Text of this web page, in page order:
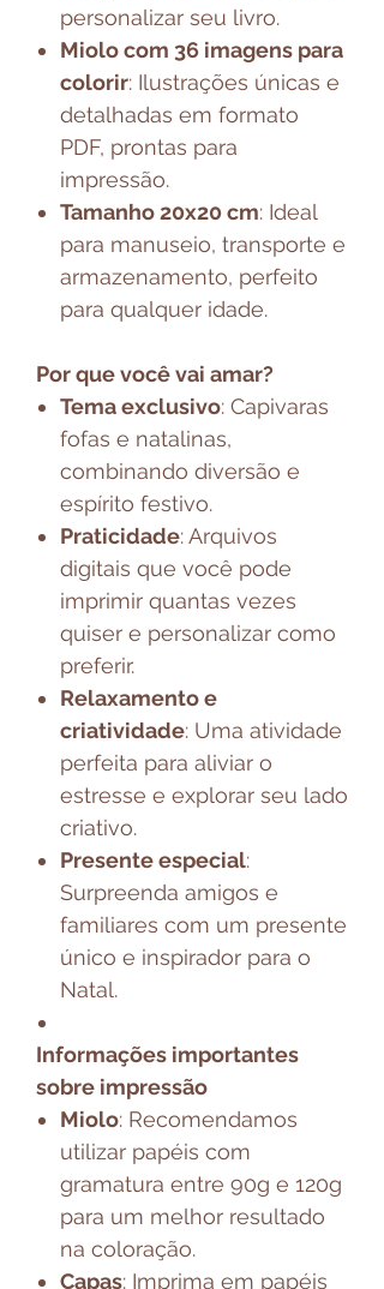
personalizar seu livro.
Miolo com 36 imagens para
colorir: Ilustrações únicas e
detalhadas em formato
PDF, prontas para
impressão.
Tamanho 20x20 cm: Ideal
para manuseio, transporte e
armazenamento, perfeito
para qualquer idade.
Por que você vai amar?
Tema exclusivo: Capivaras
fofas e natalinas,
combinando diversão e
espírito festivo.
Praticidade: Arquivos
digitais que você pode
imprimir quantas vezes
quiser e personalizar como
preferir.
Relaxamento e
criatividade: Uma atividade
perfeita para aliviar o
estresse e explorar seu lado
criativo.
Presente especial:
Surpreenda amigos e
familiares com um presente
único e inspirador para o
Natal.
Informações importantes
sobre impressão
Miolo: Recomendamos
utilizar papéis com
gramatura entre 90g e 120g
para um melhor resultado
na coloração.
Capas: Imprima em papéis